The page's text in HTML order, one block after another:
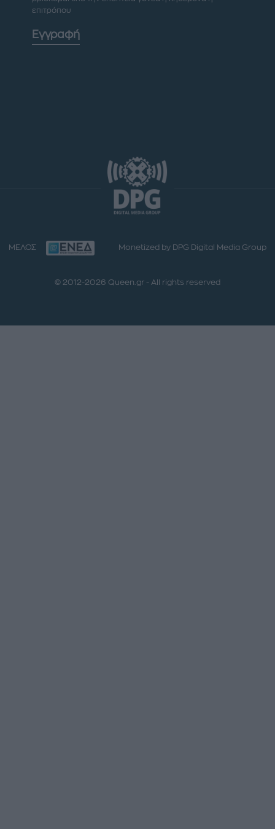
επιτρόπου
Εγγραφή
ΜΕΛΟΣ Monetized by DPG Digital Media Group
© 2012-2026 Queen.gr - All rights reserved